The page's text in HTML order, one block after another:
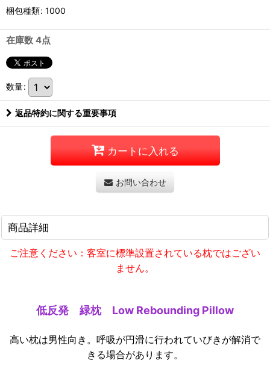
梱包種類: 1000
在庫数 4点
数量:
返品特約に関する重要事項
カートに入れる
お問い合わせ
商品詳細
ご注意ください：客室に標準設置されている枕ではござい
ません。
低反発 緑枕 Low Rebounding Pillow
高い枕は男性向き。呼吸が円滑に行われていびきが解消で
きる場合があります。